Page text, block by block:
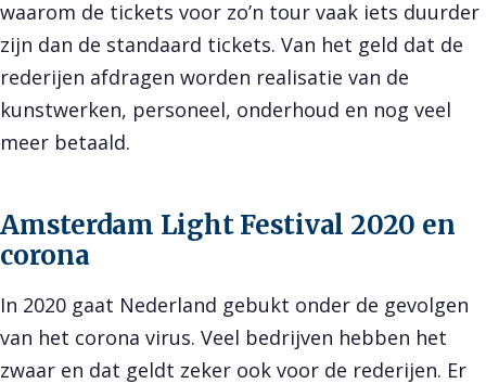
waarom de tickets voor zo’n tour vaak iets duurder
zijn dan de standaard tickets. Van het geld dat de
rederijen afdragen worden realisatie van de
kunstwerken, personeel, onderhoud en nog veel
meer betaald.
Amsterdam Light Festival 2020 en
corona
In 2020 gaat Nederland gebukt onder de gevolgen
van het corona virus. Veel bedrijven hebben het
zwaar en dat geldt zeker ook voor de rederijen. Er